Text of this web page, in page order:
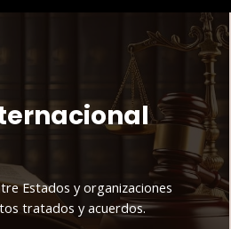
Estados y organizaciones
tratados y acuerdos.